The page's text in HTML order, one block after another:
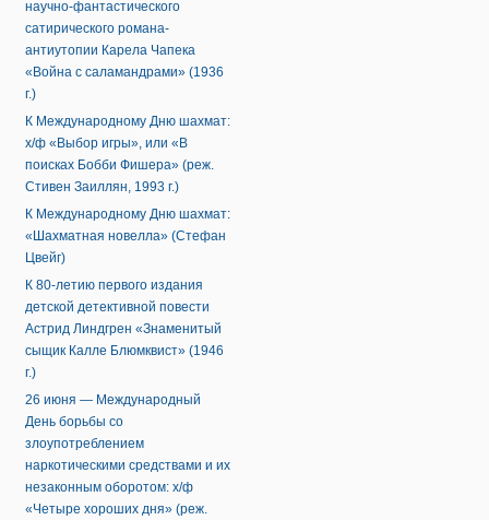
научно-фантастического
сатирического романа-
антиутопии Карела Чапека
«Война с саламандрами» (1936
г.)
К Международному Дню шахмат:
х/ф «Выбор игры», или «В
поисках Бобби Фишера» (реж.
Стивен Заиллян, 1993 г.)
К Международному Дню шахмат:
«Шахматная новелла» (Стефан
Цвейг)
К 80-летию первого издания
детской детективной повести
Астрид Линдгрен «Знаменитый
сыщик Калле Блюмквист» (1946
г.)
26 июня — Международный
День борьбы со
злоупотреблением
наркотическими средствами и их
незаконным оборотом: х/ф
«Четыре хороших дня» (реж.